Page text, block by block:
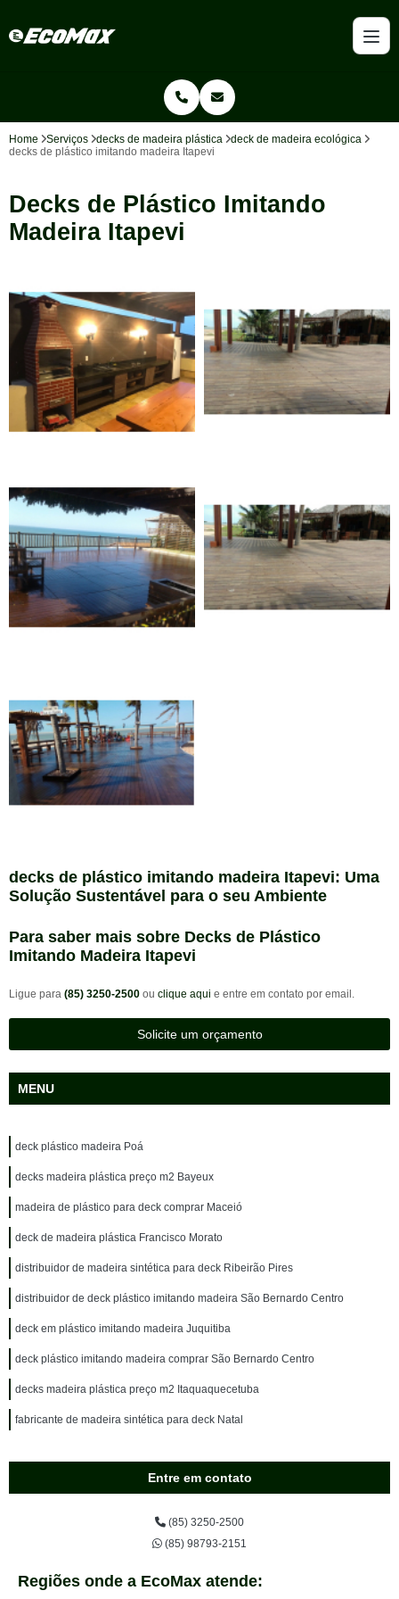
Home Serviços decks de madeira plástica
deck de madeira ecológica
decks de plástico imitando madeira Itapevi
Decks de Plástico Imitando
Madeira Itapevi
decks de plástico imitando madeira Itapevi: Uma
Solução Sustentável para o seu Ambiente
Para saber mais sobre Decks de Plástico
Imitando Madeira Itapevi
Ligue para (85) 3250-2500 ou clique aqui e entre em contato por email.
Solicite um orçamento
MENU
deck plástico madeira Poá
decks madeira plástica preço m2 Bayeux
madeira de plástico para deck comprar Maceió
deck de madeira plástica Francisco Morato
distribuidor de madeira sintética para deck Ribeirão Pires
distribuidor de deck plástico imitando madeira São Bernardo Centro
deck em plástico imitando madeira Juquitiba
deck plástico imitando madeira comprar São Bernardo Centro
decks madeira plástica preço m2 Itaquaquecetuba
fabricante de madeira sintética para deck Natal
Entre em contato
(85) 3250-2500
(85) 98793-2151
Regiões onde a EcoMax atende: